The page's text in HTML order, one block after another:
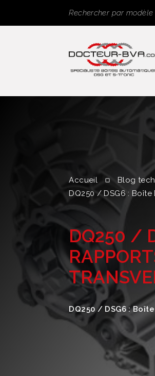
Rechercher
Accueil
Blog
DQ250 / DSG6 :
DQ250 /
DQ250 / DSG6 :